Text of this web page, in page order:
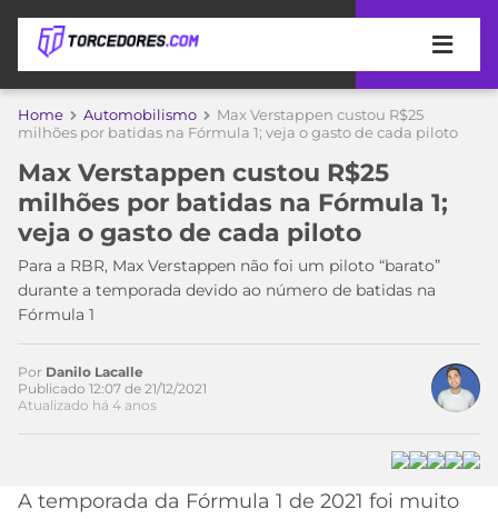
APOSTAS
DE
APOSTA
MELHORES
SITES
DE
APOSTAS
2026
COPA
DO
MUNDO
TIMES
MEU
TIME
CAMPEONATOS
A
Home Automobilismo
Max Verstappen custou R$25
milhões por batidas na Fórmula 1; veja o gasto de cada piloto
Max Verstappen custou R$25
milhões por batidas na Fórmula 1;
veja o gasto de cada piloto
Para a RBR, Max Verstappen não foi um piloto “barato”
durante a temporada devido ao número de batidas na
Fórmula 1
Acesse o perfil do autor
no Twitter
Por Danilo Lacalle
Publicado 12:07 de 21/12/2021
Atualizado há 4 anos
A temporada da Fórmula 1 de 2021 foi muito